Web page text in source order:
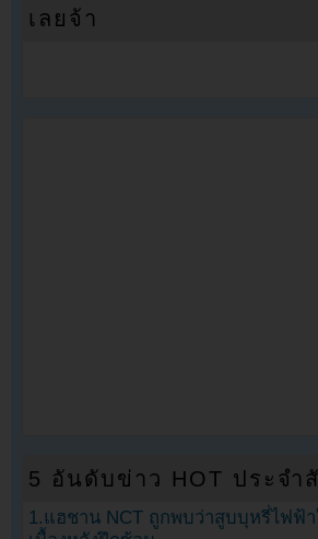
เลยจ้า
5 อันดับข่าว HOT ประจำ
1.แฮชาน NCT ถูกพบว่าสูบบุหรี่ไฟฟ้า